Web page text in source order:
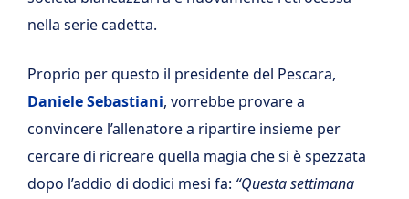
nella serie cadetta.
Proprio per questo il presidente del Pescara,
Daniele Sebastiani, vorrebbe provare a
convincere l’allenatore a ripartire insieme per
cercare di ricreare quella magia che si è spezzata
dopo l’addio di dodici mesi fa: “Questa settimana